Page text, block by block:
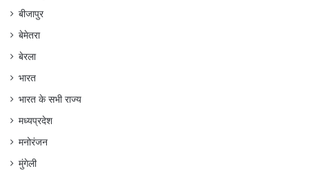
बीजापुर
बेमेतरा
बेरला
भारत
भारत के सभी राज्य
मध्यप्रदेश
मनोरंजन
मुंगेली